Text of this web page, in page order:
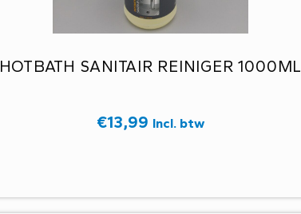
HOTBATH SANITAIR REINIGER 1000ML
€13,99 Incl. btw